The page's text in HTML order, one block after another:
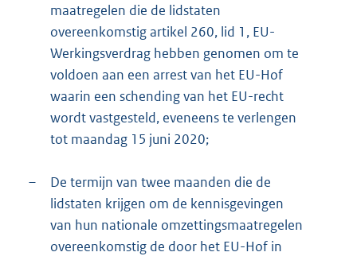
maatregelen die de lidstaten
overeenkomstig artikel 260, lid 1, EU-
Werkingsverdrag hebben genomen om te
voldoen aan een arrest van het EU-Hof
waarin een schending van het EU-recht
wordt vastgesteld, eveneens te verlengen
tot maandag 15 juni 2020;
–
De termijn van twee maanden die de
lidstaten krijgen om de kennisgevingen
van hun nationale omzettingsmaatregelen
overeenkomstig de door het EU-Hof in